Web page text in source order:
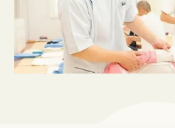
お問い合わせ
アクセス
対象者別